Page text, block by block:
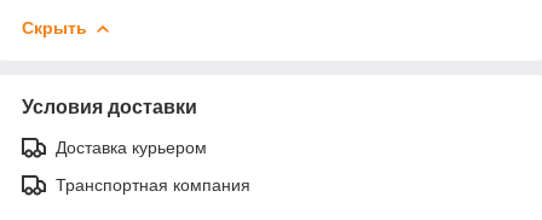
Скрыть
Условия доставки
Доставка курьером
Транспортная компания